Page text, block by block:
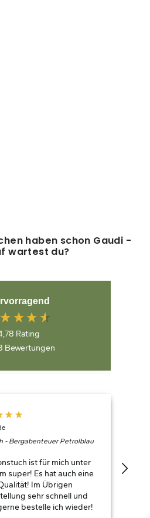
haben schon Gaudi -
wartest du?
Rating
Bewertungen
- Bergabenteuer Petrolblau
ist für mich unter
super! Es hat auch eine
Im Übrigen
sehr schnell und
bestelle ich wieder!